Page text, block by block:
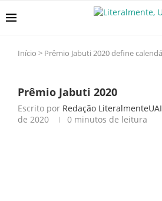
Início > Prêmio Jabuti 2020 define
Prêmio Jabuti 2020
Escrito por Redação LiteralmenteUAI
de 2020
0 minutos de leitura